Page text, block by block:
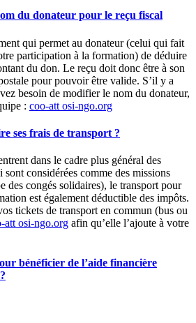
du donateur pour le reçu fiscal
qui permet au donateur (celui qui fait
participation à la formation) de déduire
du don. Le reçu doit donc être à son
pour pouvoir être valide. S’il y a
besoin de modifier le nom du donateur,
: coo-att osi-ngo.org
ses frais de transport ?
dans le cadre plus général des
considérées comme des missions
des congés solidaires), le transport pour
est également déductible des impôts.
tickets de transport en commun (bus ou
att osi-ngo.org afin qu’elle l’ajoute à votre
bénéficier de l’aide financière